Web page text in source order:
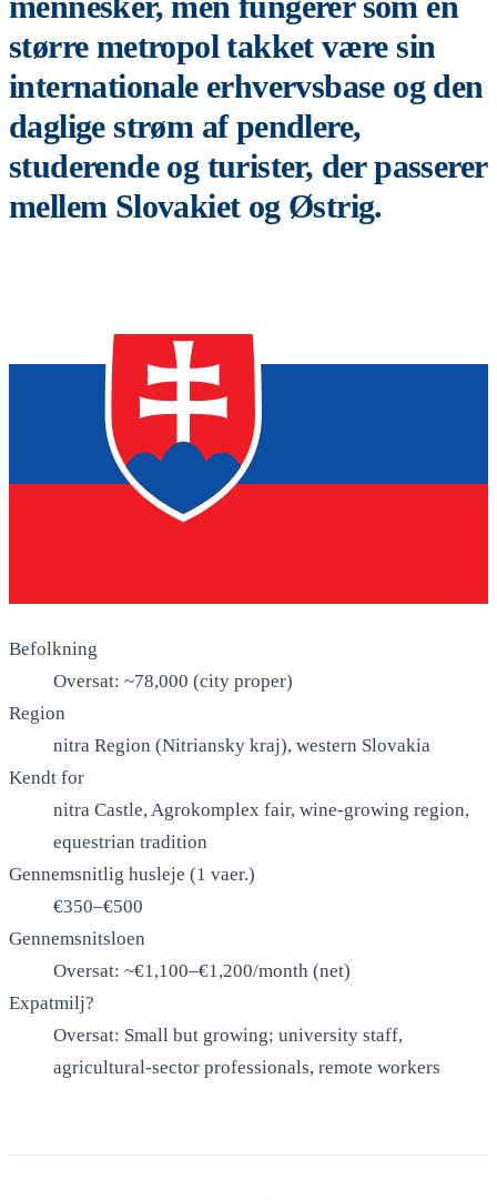
større metropol takket være sin
internationale erhvervsbase og den
daglige strøm af pendlere,
studerende og turister, der passerer
mellem Slovakiet og Østrig.
Befolkning
Oversat: ~78,000 (city proper)
Region
nitra Region (Nitriansky kraj), western Slovakia
Kendt for
nitra Castle, Agrokomplex fair, wine-growing region,
equestrian tradition
Gennemsnitlig husleje (1 vaer.)
€350–€500
Gennemsnitsloen
Oversat: ~€1,100–€1,200/month (net)
Expatmilj?
Oversat: Small but growing; university staff,
agricultural-sector professionals, remote workers